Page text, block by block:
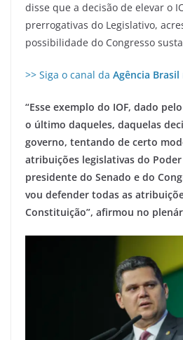
disse que a decisão de elevar o
prerrogativas do Legislativo,
possibilidade do Congresso
>> Siga o canal da Agência Brasil
“Esse exemplo do IOF, dado
o último daqueles, daquelas
governo, tentando de certo
atribuições legislativas do
presidente do Senado e do
vou defender todas as
Constituição”, afirmou no